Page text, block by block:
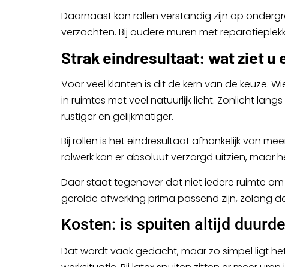
Daarnaast kan rollen verstandig zijn op
verzachten. Bij oudere muren met
Strak eindresultaat: wat ziet u
Voor veel klanten is dit de kern van de keuze.
in ruimtes met veel natuurlijk licht. Zonlicht
rustiger en gelijkmatiger.
Bij rollen is het eindresultaat afhankelijk van
rolwerk kan er absoluut verzorgd uitzien, maar
Daar staat tegenover dat niet iedere ruimte
gerolde afwerking prima passend zijn, zolang
Kosten: is spuiten altijd
Dat wordt vaak gedacht, maar zo simpel ligt